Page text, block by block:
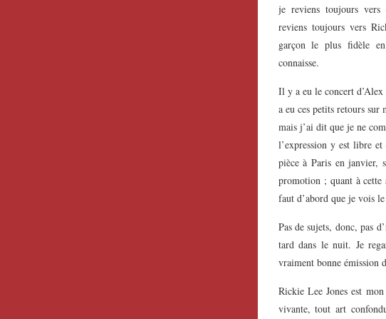
je reviens toujours
reviens toujours vers
garçon le plus fidèle
connaisse.
Il y a eu le concert
a eu ces petits retours sur
mais j’ai dit que je ne
l’expression y est libre
pièce à Paris en janvier,
promotion ; quant à cette
faut d’abord que je vois
Pas de sujets, donc, pas
tard dans le nuit. Je
vraiment bonne émission
Rickie Lee Jones est
vivante, tout art